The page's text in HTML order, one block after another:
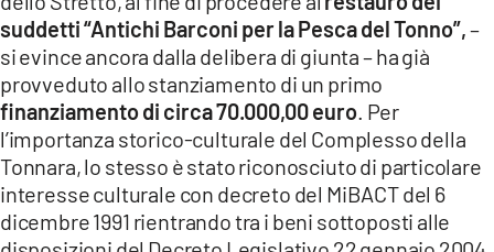
suddetti “Antichi Barconi per la Pesca del Tonno”,–
si evince ancora dalla delibera di giunta –ha già
provveduto allo stanziamento di un primo
finanziamento di circa 70.000,00 euro. Per
l’importanza storico-culturale del Complesso della
Tonnara, lo stesso è stato riconosciuto di particolare
interesse culturale con decreto del MiBACT del 6
dicembre 1991 rientrando tra i beni sottoposti alle